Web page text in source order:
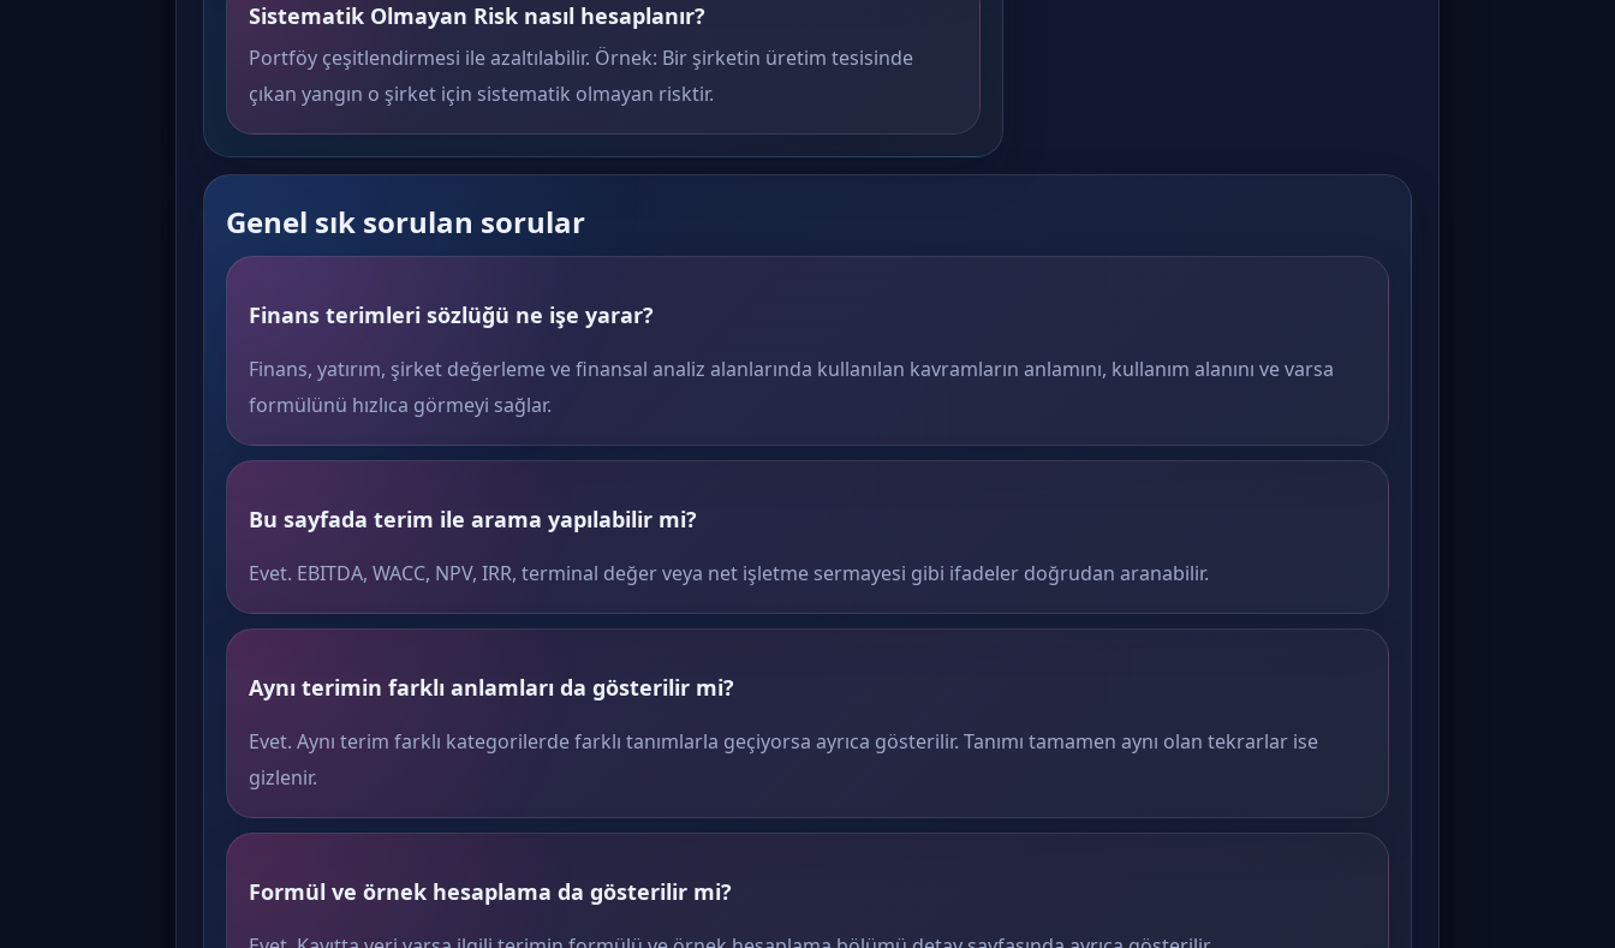
Sistematik Olmayan Risk nasıl hesaplanır?
Portföy çeşitlendirmesi ile azaltılabilir. Örnek: Bir şirketin üretim tesisinde
çıkan yangın o şirket için sistematik olmayan risktir.
Genel sık sorulan sorular
Finans terimleri sözlüğü ne işe yarar?
Finans, yatırım, şirket değerleme ve finansal analiz alanlarında kullanılan kavramların anlamını, kullanım alanını ve varsa
formülünü hızlıca görmeyi sağlar.
Bu sayfada terim ile arama yapılabilir mi?
Evet. EBITDA, WACC, NPV, IRR, terminal değer veya net işletme sermayesi gibi ifadeler doğrudan aranabilir.
Aynı terimin farklı anlamları da gösterilir mi?
Evet. Aynı terim farklı kategorilerde farklı tanımlarla geçiyorsa ayrıca gösterilir. Tanımı tamamen aynı olan tekrarlar ise
gizlenir.
Formül ve örnek hesaplama da gösterilir mi?